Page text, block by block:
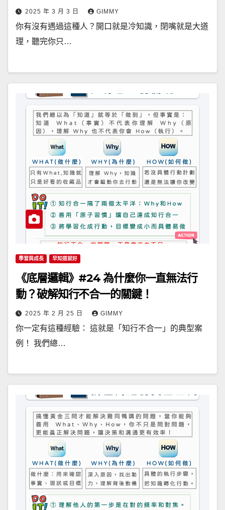
2025 年 3 月 3 日 GIMMY
你有沒有遇過這種人？開口就是冷知識，閉嘴就是大道
理，聽完你只…
學習與成長 早知道就好
《底層邏輯》#24 為什麼你一直無法行
動？破解知行不合一的關鍵！
2025 年 2 月 25 日 GIMMY
你一定有這種經驗： 這就是「知行不合一」的典型案
例！ 我們總…